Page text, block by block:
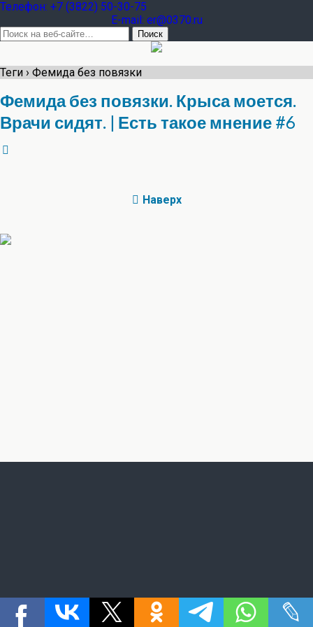
Teлефон: +7 (3822) 50-30-75
E-mail: er@0370.ru
Теги › Фемида без повязки
Фемида без повязки. Крыса моется.
Врачи сидят. | Есть такое мнение #6
Наверх